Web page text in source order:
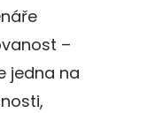
–
jedna na